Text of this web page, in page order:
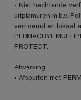
• Niet hechtende
uitplamuren m.b.v.
vernoemd en lokaal
PERMACRYL
PROTECT.
Afwerking
• Afspuiten met